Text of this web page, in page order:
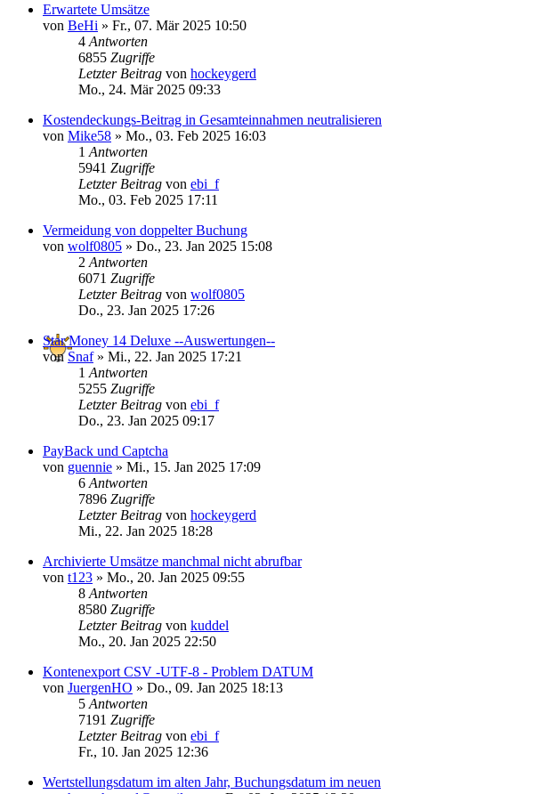
Erwartete Umsätze
von BeHi » Fr., 07. Mär 2025 10:50
4 Antworten
6855 Zugriffe
Letzter Beitrag von hockeygerd
Mo., 24. Mär 2025 09:33
Kostendeckungs-Beitrag in Gesamteinnahmen neutralisieren
von Mike58 » Mo., 03. Feb 2025 16:03
1 Antworten
5941 Zugriffe
Letzter Beitrag von ebi_f
Mo., 03. Feb 2025 17:11
Vermeidung von doppelter Buchung
von wolf0805 » Do., 23. Jan 2025 15:08
2 Antworten
6071 Zugriffe
Letzter Beitrag von wolf0805
Do., 23. Jan 2025 17:26
Star Money 14 Deluxe --Auswertungen--
vonSnaf» Mi., 22. Jan 2025 17:21
1 Antworten
5255 Zugriffe
Letzter Beitrag von ebi_f
Do., 23. Jan 2025 09:17
PayBack und Captcha
von guennie » Mi., 15. Jan 2025 17:09
6 Antworten
7896 Zugriffe
Letzter Beitrag von hockeygerd
Mi., 22. Jan 2025 18:28
Archivierte Umsätze manchmal nicht abrufbar
von t123 » Mo., 20. Jan 2025 09:55
8 Antworten
8580 Zugriffe
Letzter Beitrag von kuddel
Mo., 20. Jan 2025 22:50
Kontenexport CSV -UTF-8 - Problem DATUM
von JuergenHO » Do., 09. Jan 2025 18:13
5 Antworten
7191 Zugriffe
Letzter Beitrag von ebi_f
Fr., 10. Jan 2025 12:36
Wertstellungsdatum im alten Jahr, Buchungsdatum im neuen